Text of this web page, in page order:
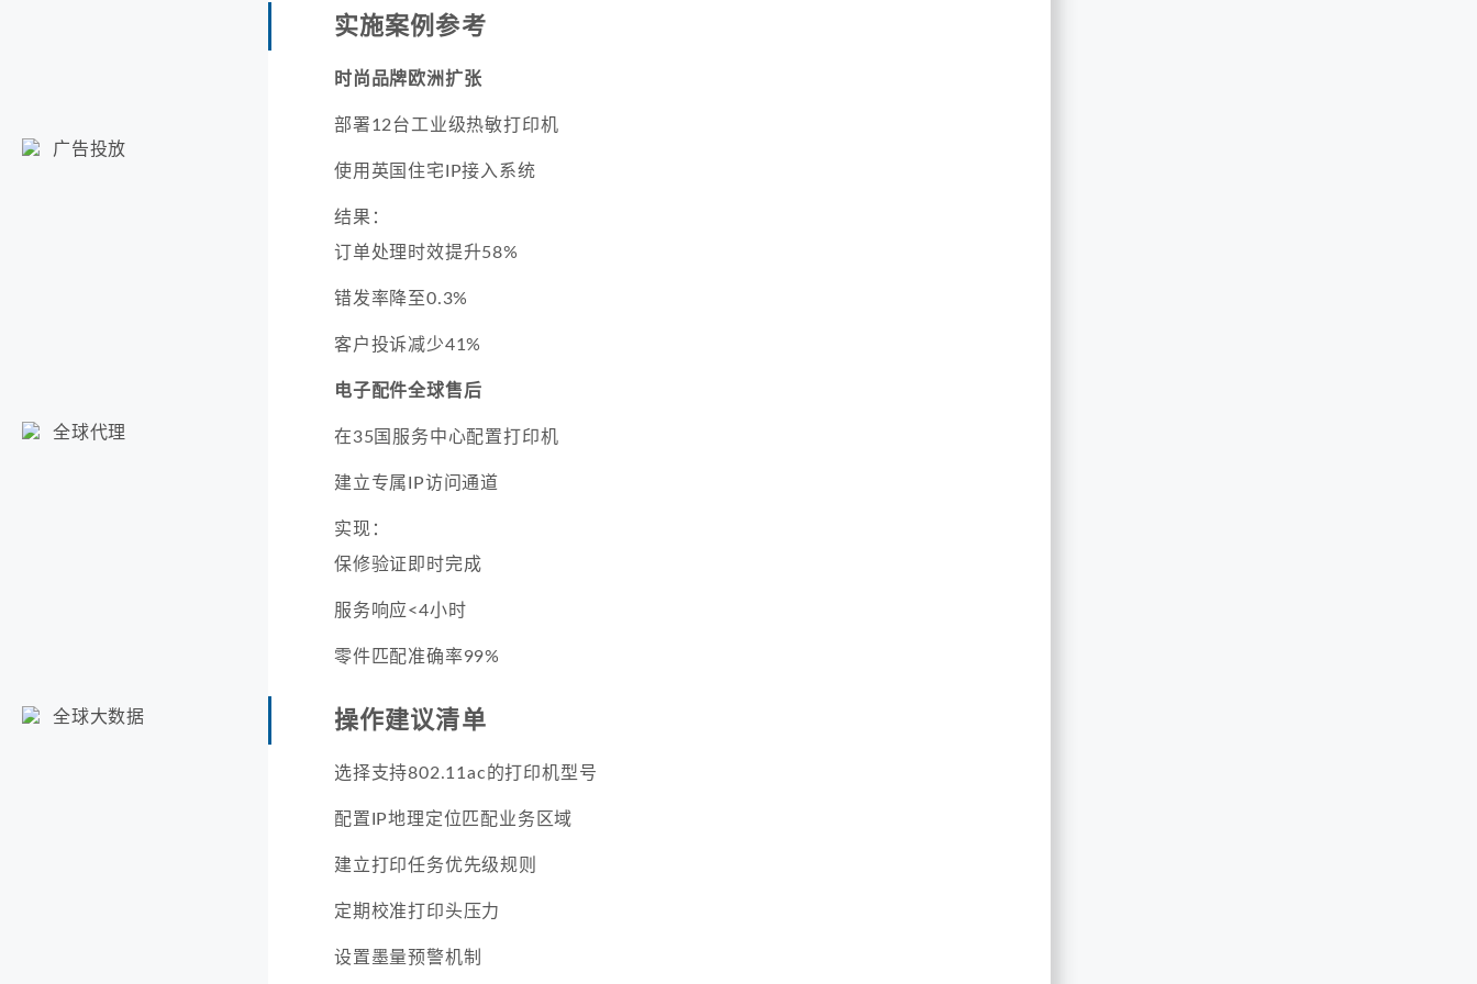
广告投放
全球代理
全球大数据
实施案例参考
时尚品牌欧洲扩张
部署12台工业级热敏打印机
使用英国住宅IP接入系统
结果：
订单处理时效提升58%
错发率降至0.3%
客户投诉减少41%
电子配件全球售后
在35国服务中心配置打印机
建立专属IP访问通道
实现：
保修验证即时完成
服务响应<4小时
零件匹配准确率99%
操作建议清单
选择支持802.11ac的打印机型号
配置IP地理定位匹配业务区域
建立打印任务优先级规则
定期校准打印头压力
设置墨量预警机制